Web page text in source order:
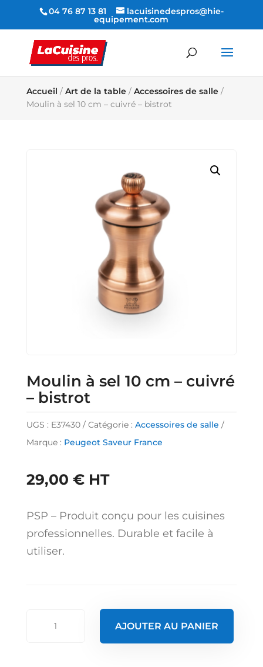
04 76 87 13 81 lacuisinedespros@hie-
equipement.com
Accueil / Art de la table/ Accessoires de salle/
Moulin à sel 10 cm – cuivré – bistrot
Moulin à sel 10 cm – cuivré
– bistrot
UGS : E37430 Catégorie : Accessoires de salle
Marque : Peugeot Saveur France
29,00 € HT
PSP – Produit conçu pour les cuisines
professionnelles. Durable et facile à
utiliser.
AJOUTER AU PANIER